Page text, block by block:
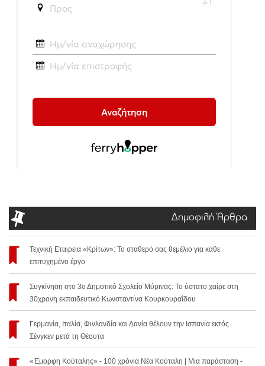
Δημοφιλή Άρθρα
Τεχνική Εταιρεία «Κρίτων»: Το σταθερό σας θεμέλιο για κάθε
επιτυχημένο έργο
Συγκίνηση στο 3ο Δημοτικό Σχολείο Μύρινας: Το ύστατο χαίρε στη
30χρονη εκπαιδευτικό Κωνσταντίνα Κουρκουραΐδου
Γερμανία, Ιταλία, Φινλανδία και Δανία θέλουν την Ισπανία εκτός
Σένγκεν μετά τη Θέουτα
«Έμορφη Κούταλης» - 100 χρόνια Νέα Κούταλη | Μια παράσταση -